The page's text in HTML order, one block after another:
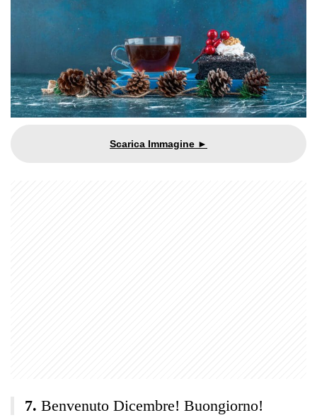
Benvenuto Dicembre! Buongiorno!